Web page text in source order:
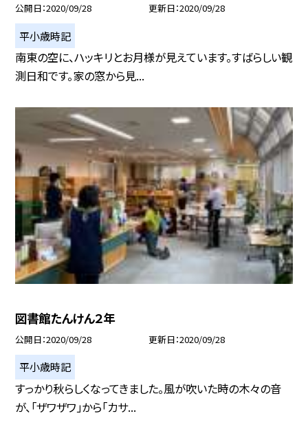
公開日 2020/09/28 更新日 2020/09/28
平小歳時記
南東の空に、ハッキリとお月様が見えています。すばらしい観
測日和です。家の窓から見...
図書館たんけん２年
公開日 2020/09/28 更新日 2020/09/28
平小歳時記
すっかり秋らしくなってきました。風が吹いた時の木々の音
が、「ザワザワ」から「カサ...